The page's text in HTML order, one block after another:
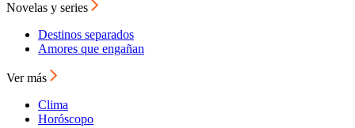
Novelas y series
Destinos separados
Amores que engañan
Ver más
Clima
Horóscopo